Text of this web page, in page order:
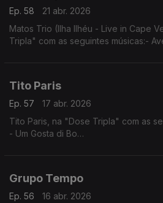
Ep. 58
21 abr. 2026
Matos Trio (Ilha Ilhéu - Live in Cape
Tito Paris
Ep. 57
17 abr. 2026
Tito Paris, na "Dose Tripla" com as
- Um Gosta di Bo
Grupo Tempo
Ep. 56
16 abr. 2026